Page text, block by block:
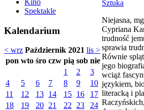
Kino
Spektakle
Kalendarium
< wrz Październik 2021 lis >
pon wto śro czw pią sob nie
1
2
3
4
5 6 7 8 9
10
11
12 13 14 15 16
17
18
19 20 21 22 23
24
Sztuka
Niejasna,
Cypriana
trudność
sprawia
Równie
jego
wciąż
językiem,
literacką i